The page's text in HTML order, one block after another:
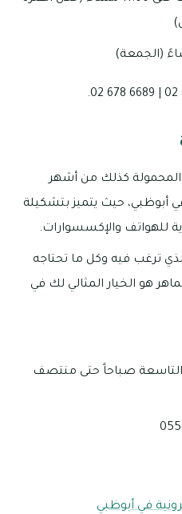
المحمولة كذلك من أشهر
أبوظبي، حيث يتميز بتشكيلة
للهواتف والإكسسوارات.
ترغب فيه وكل ما تحتاجه
هو الخيار المثالي لك في
صباحاً حتى منتصف
في أبوظبي